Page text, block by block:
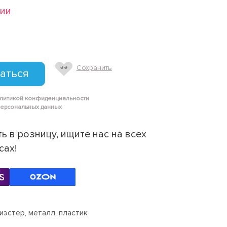
Сохранить
конфиденциальности
данных
в розницу, ищите нас на всех
металл, пластик